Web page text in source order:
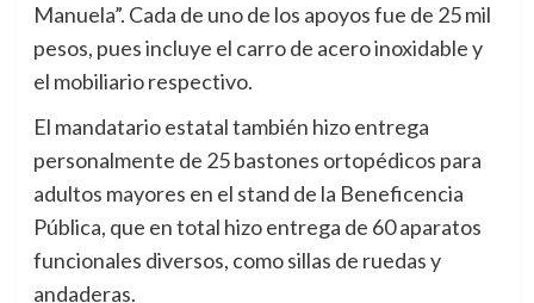
Manuela”. Cada de uno de los apoyos fue de 25 mil
pesos, pues incluye el carro de acero inoxidable y
el mobiliario respectivo.
El mandatario estatal también hizo entrega
personalmente de 25 bastones ortopédicos para
adultos mayores en el stand de la Beneficencia
Pública, que en total hizo entrega de 60 aparatos
funcionales diversos, como sillas de ruedas y
andaderas.